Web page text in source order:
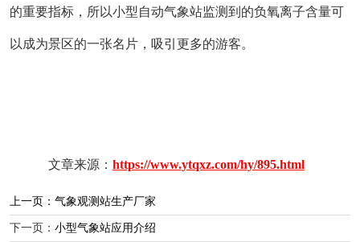
的重要指标，所以小型自动气象站监测到的负氧离子含量可
以成为景区的一张名片，吸引更多的游客。
文章来源： https://www.ytqxz.com/hy/895.html
上一页： 气象观测站生产厂家
下一页： 小型气象站应用介绍